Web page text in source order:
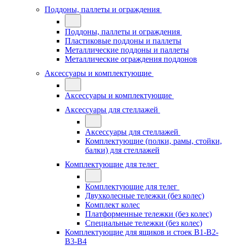
Поддоны, паллеты и ограждения
Поддоны, паллеты и ограждения
Пластиковые поддоны и паллеты
Металлические поддоны и паллеты
Металлические ограждения поддонов
Аксессуары и комплектующие
Аксессуары и комплектующие
Аксессуары для стеллажей
Аксессуары для стеллажей
Комплектующие (полки, рамы, стойки,
балки) для стеллажей
Комплектующие для телег
Комплектующие для телег
Двухколесные тележки (без колес)
Комплект колес
Платформенные тележки (без колес)
Специальные тележки (без колес)
Комплектующие для ящиков и стоек В1-В2-
В3-В4